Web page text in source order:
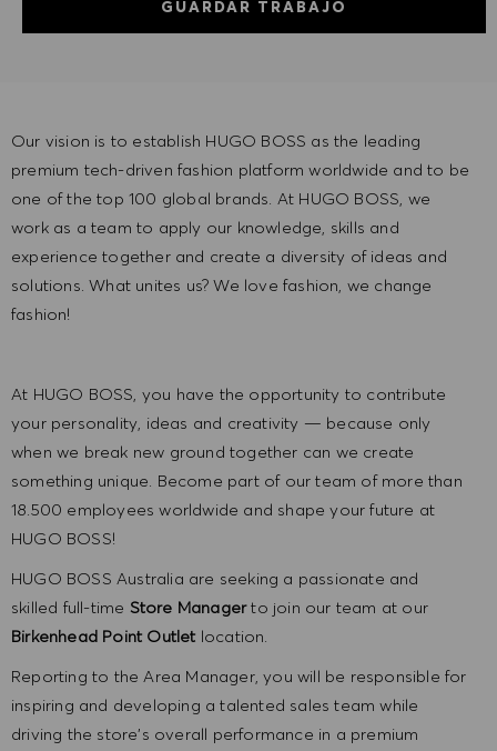
GUARDAR TRABAJO
Our vision is to establish HUGO BOSS as the leading
premium tech-driven fashion platform worldwide and to be
one of the top 100 global brands. At HUGO BOSS, we
work as a team to apply our knowledge, skills and
experience together and create a diversity of ideas and
solutions. What unites us? We love fashion, we change
fashion!
At HUGO BOSS, you have the opportunity to contribute
your personality, ideas and creativity — because only
when we break new ground together can we create
something unique. Become part of our team of more than
18.500 employees worldwide and shape your future at
HUGO BOSS!
HUGO BOSS Australia are seeking a passionate and
skilled full-time Store Managerto join our team at our
Birkenhead Point Outlet location.
Reporting to the Area Manager, you will be responsible for
inspiring and developing a talented sales team while
driving the store’s overall performance in a premium